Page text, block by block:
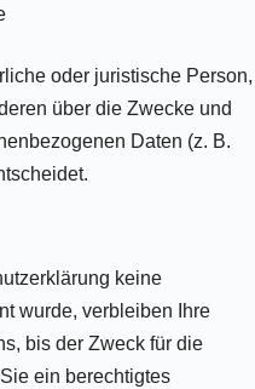
oder juristische Person,
über die Zwecke und
Daten (z. B.
keine
wurde, verbleiben Ihre
bis der Zweck für die
ein berechtigtes